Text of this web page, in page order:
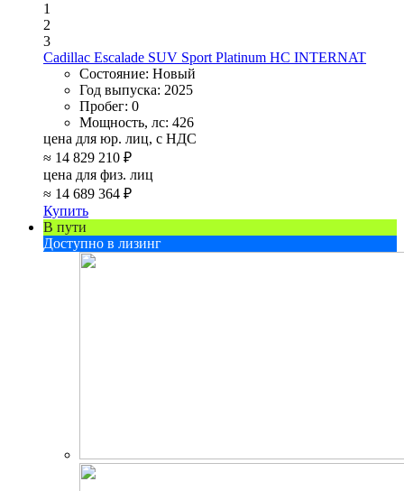
1
2
3
Cadillac Escalade SUV Sport Platinum HC INTERNAT
Состояние: Новый
Год выпуска: 2025
Пробег: 0
Мощность, лс: 426
цена для юр. лиц, с НДС
≈ 14 829 210 ₽
цена для физ. лиц
≈ 14 689 364 ₽
Купить
В пути
Доступно в лизинг